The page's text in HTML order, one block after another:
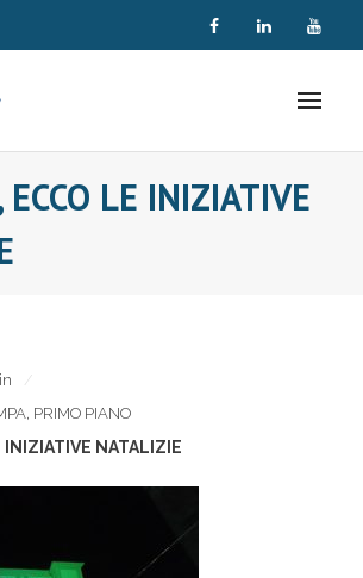
ECCO LE INIZIATIVE
, PRIMO PIANO
INIZIATIVE NATALIZIE